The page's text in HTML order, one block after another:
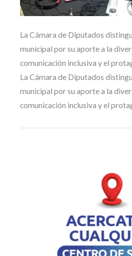
La Cámara de Diputados
municipal por su aporte a la
comunicación inclusiva y el
La Cámara de Diputados
municipal por su aporte a la
comunicación inclusiva y el